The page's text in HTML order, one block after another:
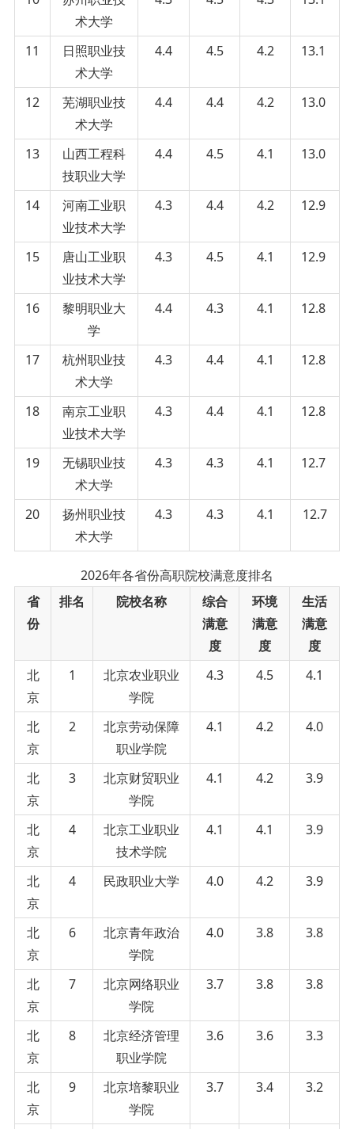
术大学
11
日照职业技
术大学
4.4 4.5 4.2 13.1
12
芜湖职业技
术大学
4.4 4.4 4.2 13.0
13
山西工程科
技职业大学
4.4 4.5 4.1 13.0
14
河南工业职
业技术大学
4.3 4.4 4.2 12.9
15
唐山工业职
业技术大学
4.3 4.5 4.1 12.9
16
黎明职业大
学
4.4 4.3 4.1 12.8
17
杭州职业技
术大学
4.3 4.4 4.1 12.8
18
南京工业职
业技术大学
4.3 4.4 4.1 12.8
19
无锡职业技
术大学
4.3 4.3 4.1 12.7
20
扬州职业技
术大学
4.3 4.3 4.1 12.7
2026年各省份高职院校满意度排名
省
份
排名 院校名称
综合
满意
度
环境
满意
度
生活
满意
度
北
京
1
北京农业职业
学院
4.3 4.5 4.1
北
京
2
北京劳动保障
职业学院
4.1 4.2 4.0
北
京
3
北京财贸职业
学院
4.1 4.2 3.9
北
京
4
北京工业职业
技术学院
4.1 4.1 3.9
北
京
4 民政职业大学 4.0 4.2 3.9
北
京
6
北京青年政治
学院
4.0 3.8 3.8
北
京
7
北京网络职业
学院
3.7 3.8 3.8
北
京
8
北京经济管理
职业学院
3.6 3.6 3.3
北
京
9
北京培黎职业
学院
3.7 3.4 3.2